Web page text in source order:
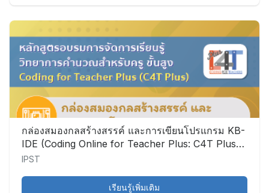
IPST
CS009
เริ่ม:
31
ส.ค.
2020
กล่องสมองกลสร้างสรรค์ และการเขียนโปรแกรม KB-
IDE (Coding Online for Teacher Plus: C4T Plus-
KB-IDE)
IPST
เรียนรู้เพิ่มเติม